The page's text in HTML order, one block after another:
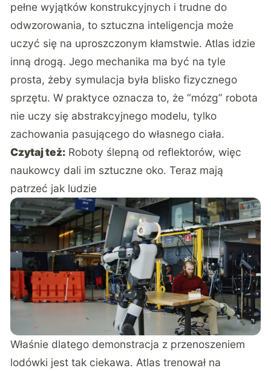
pełne wyjątków konstrukcyjnych i trudne do
odwzorowania, to sztuczna inteligencja może
uczyć się na uproszczonym kłamstwie. Atlas idzie
inną drogą. Jego mechanika ma być na tyle
prosta, żeby symulacja była blisko fizycznego
sprzętu. W praktyce oznacza to, że “mózg” robota
nie uczy się abstrakcyjnego modelu, tylko
zachowania pasującego do własnego ciała.
Czytaj też: Roboty ślepną od reflektorów, więc
naukowcy dali im sztuczne oko. Teraz mają
patrzeć jak ludzie
Właśnie dlatego demonstracja z przenoszeniem
lodówki jest tak ciekawa. Atlas trenował na